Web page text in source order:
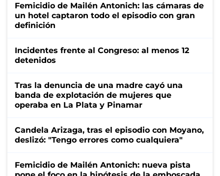
Femicidio de Mailén Antonich: las cámaras de
un hotel captaron todo el episodio con gran
definición
Incidentes frente al Congreso: al menos 12
detenidos
Tras la denuncia de una madre cayó una
banda de explotación de mujeres que
operaba en La Plata y Pinamar
Candela Arizaga, tras el episodio con Moyano,
deslizó: "Tengo errores como cualquiera"
Femicidio de Mailén Antonich: nueva pista